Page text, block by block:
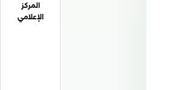
المركز
الإعلامي